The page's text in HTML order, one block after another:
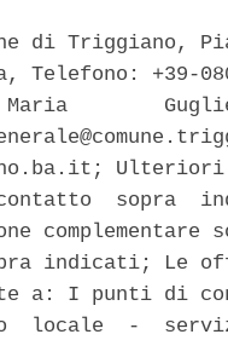
di Triggiano,
Telefono: +39-
Maria
sopra
indicati; Le
a: I punti di
locale  -